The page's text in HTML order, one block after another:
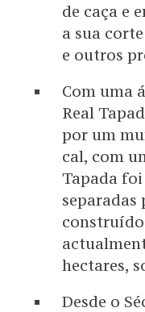
de caça e
a sua
e outros
Com uma
Real
por um
cal, com
Tapada
separadas
hectares,
Desde o